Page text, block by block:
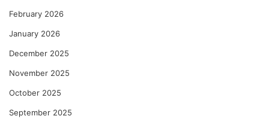
February 2026
January 2026
December 2025
November 2025
October 2025
September 2025